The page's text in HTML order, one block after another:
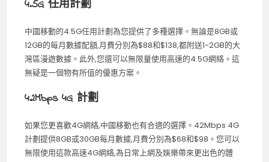
4.5G 任用計劃
中國移動的4.5G任用計劃為您提供了多種選擇。無論是8GB或
12GB的每月數據配額,月費分別為$88和$138,都附送1-2GB的大
灣區漫遊數據。此外,您還可以無限量使用高速的4.5G網絡。這
無疑是一個物有所值的優惠方案。
42Mbps 4G 計劃
如果您更喜歡4G網絡,中國移動也有合適的選擇。42Mbps 4G
計劃提供8GB或30GB每月數據,月費分別為$68和$98。您可以
無限使用這款高速4G網絡,為日常上網及娛樂帶來更出色的體